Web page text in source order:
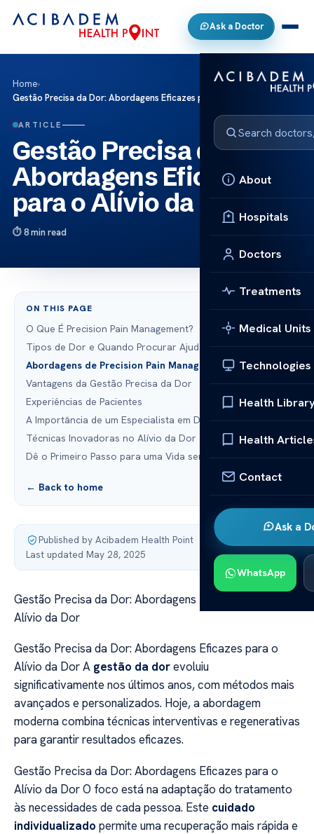
Ask a Doctor
About
Hospitals
Doctors
Treatments
Medical Units
Technologies
Health
Health
Contact
Ask a
WhatsApp
Home›
Gestão Precisa da Dor: Abordagens Eficazes para o Alívio da Dor
ARTICLE
Gestão Precisa da Dor:
Abordagens Eficazes
para o Alívio da Dor
8 min read
ON THIS PAGE
O Que É Precision Pain Management?
Tipos de Dor e Quando Procurar Ajuda
Abordagens de Precision Pain Management
Vantagens da Gestão Precisa da Dor
Experiências de Pacientes
A Importância de um Especialista em Dor
Técnicas Inovadoras no Alívio da Dor
Dê o Primeiro Passo para uma Vida sem Dor
← Back to home
Published by Acibadem Health Point·
Last updated May 28, 2025
Gestão Precisa da Dor: Abordagens Eficazes para o
Alívio da Dor
Gestão Precisa da Dor: Abordagens Eficazes para o
Alívio da Dor A gestão da dorevoluiu
significativamente nos últimos anos, com métodos mais
avançados e personalizados. Hoje, a abordagem
moderna combina técnicas interventivas e regenerativas
para garantir resultados eficazes.
Gestão Precisa da Dor: Abordagens Eficazes para o
Alívio da Dor O foco está na adaptação do tratamento
às necessidades de cada pessoa. Este cuidado
individualizado permite uma recuperação mais rápida e